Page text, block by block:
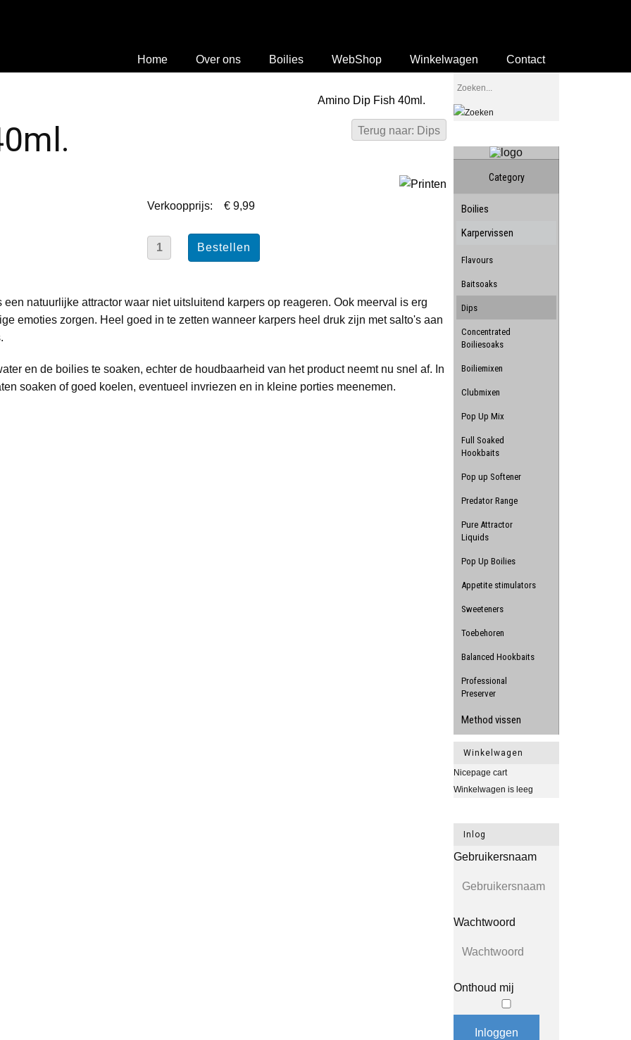
Home Over ons Boilies WebShop Winkelwagen Contact
Amino Dip Fish 40ml.
Terug naar: Dips
Verkoopprijs: € 9,99
natuurlijke attractor waar niet uitsluitend karpers op reageren. Ook meerval is erg
emoties zorgen. Heel goed in te zetten wanneer karpers heel druk zijn met salto's aan
en de boilies te soaken, echter de houdbaarheid van het product neemt nu snel af. In
soaken of goed koelen, eventueel invriezen en in kleine porties meenemen.
Category
Boilies
Karpervissen
Flavours
Baitsoaks
Dips
Concentrated
Boiliesoaks
Boiliemixen
Clubmixen
Pop Up Mix
Full Soaked
Hookbaits
Pop up Softener
Predator Range
Pure Attractor
Liquids
Pop Up Boilies
Appetite stimulators
Sweeteners
Toebehoren
Balanced Hookbaits
Professional
Preserver
Method vissen
Winkelwagen
Nicepage cart
Winkelwagen is leeg
Inlog
Gebruikersnaam
Wachtwoord
Onthoud mij
Inloggen